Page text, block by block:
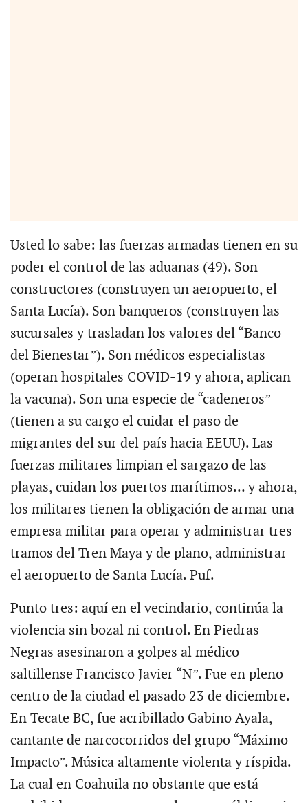
Usted lo sabe: las fuerzas armadas tienen en su
poder el control de las aduanas (49). Son
constructores (construyen un aeropuerto, el
Santa Lucía). Son banqueros (construyen las
sucursales y trasladan los valores del “Banco
del Bienestar”). Son médicos especialistas
(operan hospitales COVID-19 y ahora, aplican
la vacuna). Son una especie de “cadeneros”
(tienen a su cargo el cuidar el paso de
migrantes del sur del país hacia EEUU). Las
fuerzas militares limpian el sargazo de las
playas, cuidan los puertos marítimos… y ahora,
los militares tienen la obligación de armar una
empresa militar para operar y administrar tres
tramos del Tren Maya y de plano, administrar
el aeropuerto de Santa Lucía. Puf.
Punto tres: aquí en el vecindario, continúa la
violencia sin bozal ni control. En Piedras
Negras asesinaron a golpes al médico
saltillense Francisco Javier “N”. Fue en pleno
centro de la ciudad el pasado 23 de diciembre.
En Tecate BC, fue acribillado Gabino Ayala,
cantante de narcocorridos del grupo “Máximo
Impacto”. Música altamente violenta y ríspida.
La cual en Coahuila no obstante que está